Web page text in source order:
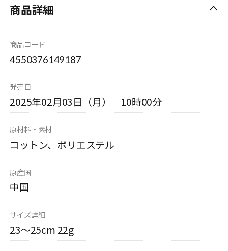
商品詳細
商品コード
4550376149187
発売日
2025年02月03日（月） 10時00分
原材料・素材
コットン、ポリエステル
原産国
中国
サイズ詳細
23～25cm 22g